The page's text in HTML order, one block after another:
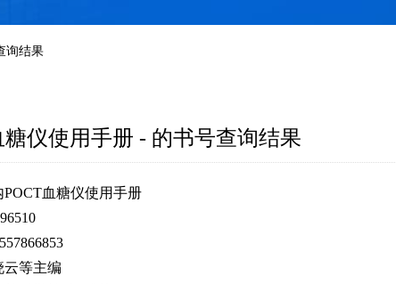
询结果
糖仪使用手册 - 的书号查询结果
血糖仪使用手册
云等主编